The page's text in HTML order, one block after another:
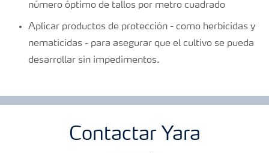
número óptimo de tallos por metro cuadrado
Aplicar productos de protección - como herbicidas y
nematicidas - para asegurar que el cultivo se pueda
desarrollar sin impedimentos.
Contactar Yara